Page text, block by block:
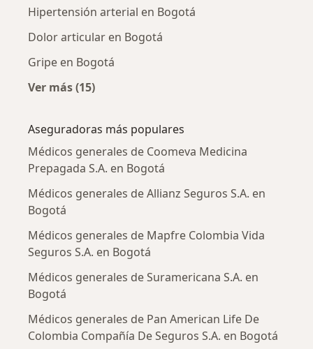
Hipertensión arterial en Bogotá
Dolor articular en Bogotá
Gripe en Bogotá
Ver más (15)
Aseguradoras más populares
Médicos generales de Coomeva Medicina
Prepagada S.A. en Bogotá
Médicos generales de Allianz Seguros S.A. en
Bogotá
Médicos generales de Mapfre Colombia Vida
Seguros S.A. en Bogotá
Médicos generales de Suramericana S.A. en
Bogotá
Médicos generales de Pan American Life De
Colombia Compañía De Seguros S.A. en Bogotá